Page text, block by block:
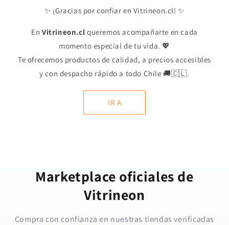
✨ ¡Gracias por confiar en Vitrineon.cl! ✨
EnVitrineon.cl queremos acompañarte en cada
momento especial de tu vida. 💖
Te ofrecemos productos de calidad, a precios accesibles
y con despacho rápido a todo Chile 🚚🇨🇱.
IR A
Marketplace oficiales de
Vitrineon
Compra con confianza en nuestras tiendas verificadas